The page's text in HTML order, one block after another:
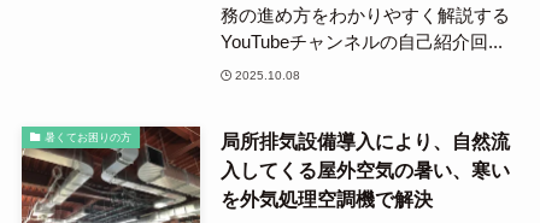
務の進め方をわかりやすく解説する
YouTubeチャンネルの自己紹介回...
2025.10.08
暑くてお困りの方
局所排気設備導入により、自然流
入してくる屋外空気の暑い、寒い
を外気処理空調機で解決